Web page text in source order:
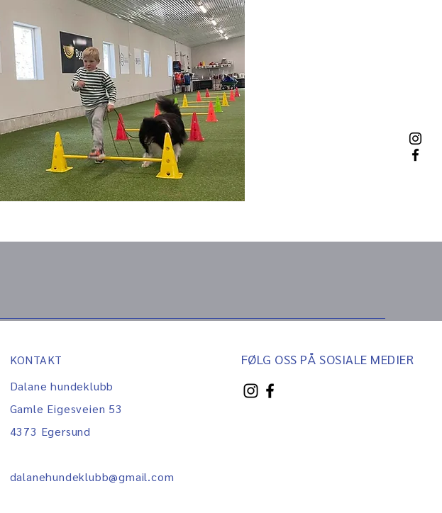
KONTAKT
Dalane hundeklubb
Gamle Eigesveien 53
4373 Egersund
dalanehundeklubb@gmail.com
FØLG OSS PÅ SOSIALE MEDIER